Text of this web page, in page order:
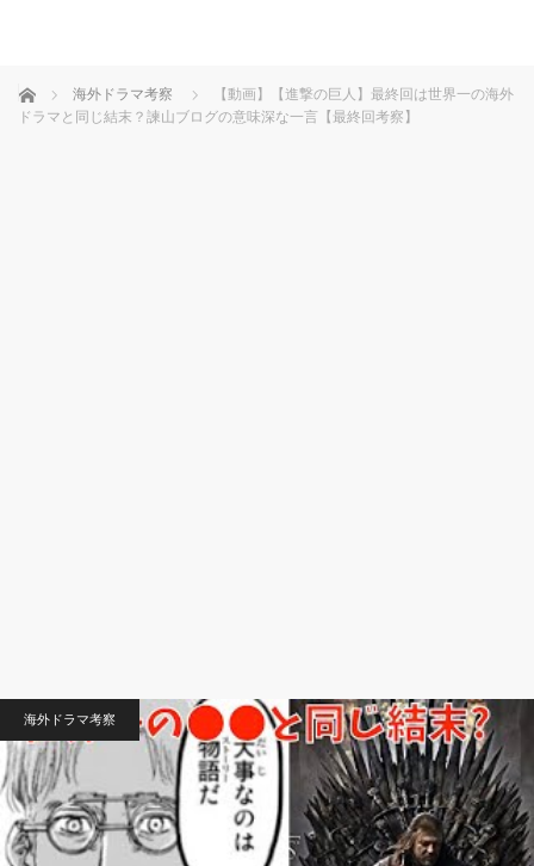
ホーム 海外ドラマ考察
【動画】【進撃の巨人】最終回は世界一の海外
ドラマと同じ結末？諫山ブログの意味深な一言【最終回考察】
海外ドラマ考察